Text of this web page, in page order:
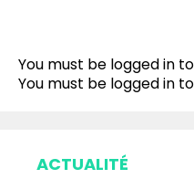
You must be logged in
You must be logged in
ACTUALITÉ